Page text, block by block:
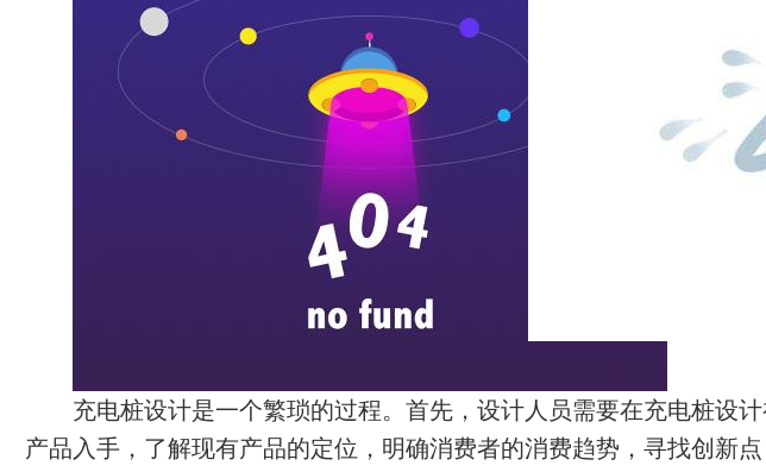
充电桩设计是一个繁琐的过程。首先，设计人员需要在充电桩设
产品入手，了解现有产品的定位，明确消费者的消费趋势，寻找创新